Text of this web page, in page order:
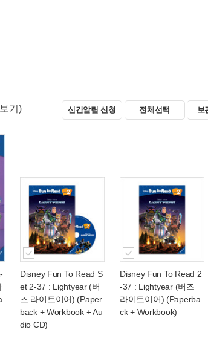
기) 신간알림 신청 전체선택 보
Disney Fun To Read S
et 2-37 : Lightyear (버
즈 라이트이어) (Paper
back + Workbook + Au
dio CD)
Disney Fun To Read 2
-37 : Lightyear (버즈
라이트이어) (Paperba
ck + Workbook)